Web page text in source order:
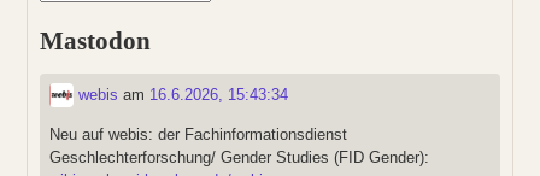
Mastodon
webis am 16.6.2026, 15:43:34
Neu auf webis: der Fachinformationsdienst
Geschlechterforschung/ Gender Studies (FID Gender):